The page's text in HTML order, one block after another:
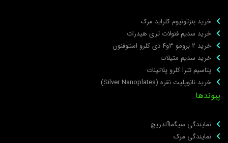
خرید بنزتونیوم کلراید مرک
خرید سدیم فنولات تری هیدرات
خرید ۲ برومو ۳و۴ دی‌ کلرو استوفنون
خرید سدیم متیلات
پتاسیم تترا کلرو پلاتینات
خرید نانوپلیت نقره (Silver Nanoplates)
نمایندگی سیگماآلدریچ
نمایندگی مرک